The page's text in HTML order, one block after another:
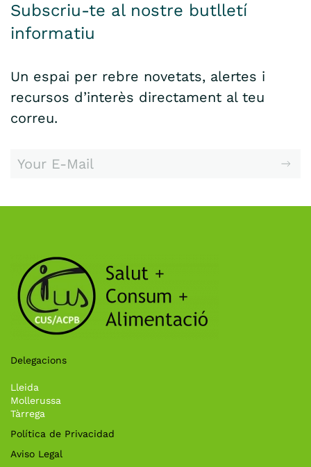
Subscriu-te al nostre butlletí
informatiu
Un espai per rebre novetats, alertes i
recursos d’interès directament al teu
correu.
Delegacions
Lleida
Mollerussa
Tàrrega
Política de Privacidad
Aviso Legal